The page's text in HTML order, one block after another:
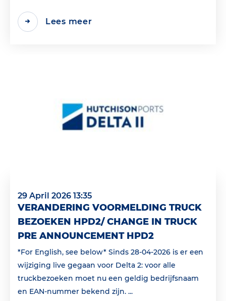
Lees meer
29 April 2026 13:35
VERANDERING VOORMELDING TRUCK
BEZOEKEN HPD2/ CHANGE IN TRUCK
PRE ANNOUNCEMENT HPD2
*For English, see below* Sinds 28-04-2026 is er een
wijziging live gegaan voor Delta 2: voor alle
truckbezoeken moet nu een geldig bedrijfsnaam
en EAN‑nummer bekend zijn. ...